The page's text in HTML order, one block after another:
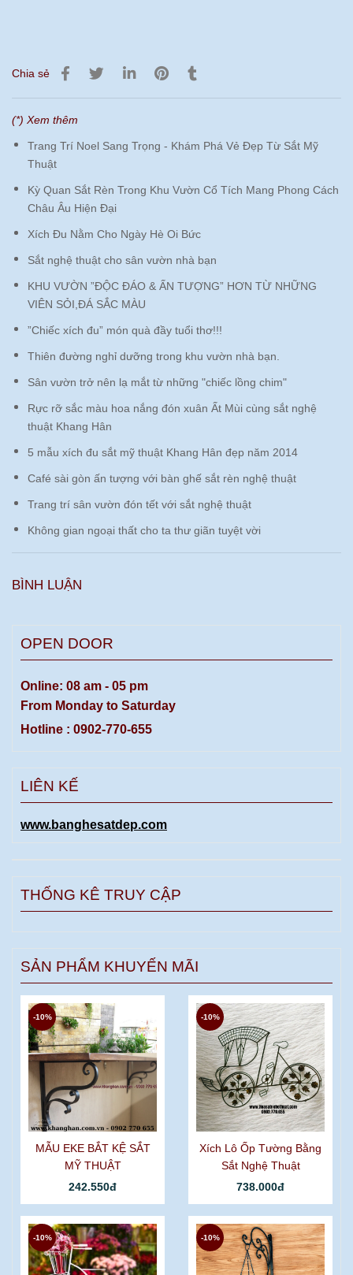
Chia sẻ
(*) Xem thêm
Trang Trí Noel Sang Trọng - Khám Phá Vẻ Đẹp Từ Sắt Mỹ
Thuật
Kỳ Quan Sắt Rèn Trong Khu Vườn Cổ Tích Mang Phong Cách
Châu Âu Hiện Đại
Xích Đu Nằm Cho Ngày Hè Oi Bức
Sắt nghệ thuật cho sân vườn nhà bạn
KHU VƯỜN ”ĐỘC ĐÁO & ẤN TƯỢNG” HƠN TỪ NHỮNG
VIÊN SỎI,ĐÁ SẮC MÀU
”Chiếc xích đu” món quà đầy tuổi thơ!!!
Thiên đường nghỉ dưỡng trong khu vườn nhà bạn.
Sân vườn trở nên lạ mắt từ những "chiếc lồng chim"
Rực rỡ sắc màu hoa nắng đón xuân Ất Mùi cùng sắt nghệ
thuật Khang Hân
5 mẫu xích đu sắt mỹ thuật Khang Hân đẹp năm 2014
Café sài gòn ấn tượng với bàn ghế sắt rèn nghệ thuật
Trang trí sân vườn đón tết với sắt nghệ thuật
Không gian ngoại thất cho ta thư giãn tuyệt vời
BÌNH LUẬN
OPEN DOOR
Online: 08 am - 05 pm
From Monday to Saturday
Hotline : 0902-770-655
LIÊN KẾ
www.banghesatdep.com
THỐNG KÊ TRUY CẬP
SẢN PHẨM KHUYẾN MÃI
MẪU EKE BẮT KỆ SẮT
MỸ THUẬT
242.550đ
-10%
Xích Lô Ốp Tường Bằng
Sắt Nghệ Thuật
738.000đ
-10%
-10% -10%